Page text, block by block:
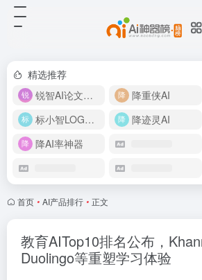
精选推荐
锐智AI论文生成
降重侠AI
标小智LOGO设计
降迹灵AI
降AI率神器
首页 • AI产品排行 • 正文
教育AITop10排名公布，
Duolingo等重塑学习体验